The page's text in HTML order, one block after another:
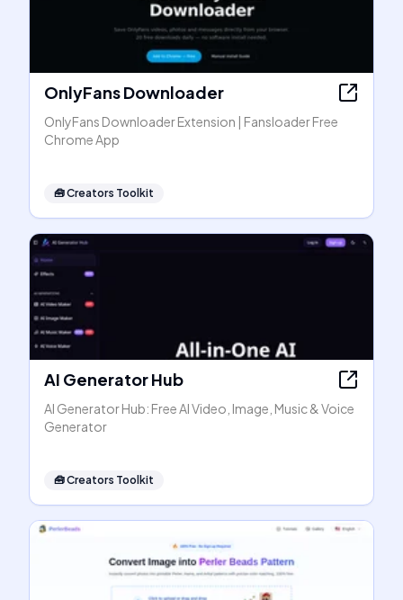
OnlyFans Downloader
OnlyFans Downloader Extension | Fansloader Free
Chrome App
🧰Creators Toolkit
AI Generator Hub
AI Generator Hub: Free AI Video, Image, Music & Voice
Generator
🧰Creators Toolkit